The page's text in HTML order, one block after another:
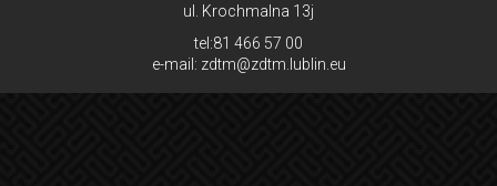
ul. Krochmalna 13j
tel:81 466 57 00
e-mail: zdtm@zdtm.lublin.eu